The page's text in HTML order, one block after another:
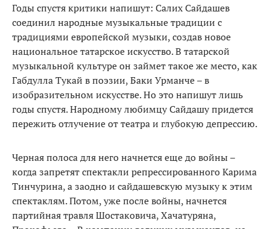
Годы спустя критики напишут: Салих Сайдашев
соединил народные музыкальные традиции с
традициями европейской музыки, создав новое
национальное татарское искусство. В татарской
музыкальной культуре он займет такое же место, как
Габдулла Тукай в поэзии, Баки Урманче – в
изобразительном искусстве. Но это напишут лишь
годы спустя. Народному любимцу Сайдашу придется
пережить отлучение от театра и глубокую депрессию.
Черная полоса для него начнется еще до войны –
когда запретят спектакли репрессированного Карима
Тинчурина, а заодно и сайдашевскую музыку к этим
спектаклям. Потом, уже после войны, начнется
партийная травля Шостаковича, Хачатуряна,